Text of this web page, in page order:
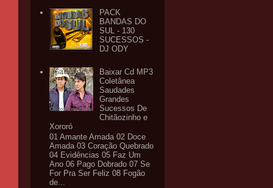
PACK
BANDAS DO
SUL - 130
SUCESSOS -
DJ ODY
Baixar Cd MP3
Coletânea
Saudades
Grandes
Sucessos De
Chitãozinho e
Xororó
01 Amante Amada 02 Doce
Amada 03 Coração Quebrado
04 Evidências 05 Faz Um
Ano 06 Pago Dobrado 07 Se
For Pra Ser Feliz 08 Fogão
de...